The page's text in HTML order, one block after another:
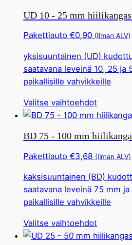
useita
voidaan
valita
UD 10 - 25 mm
Pakettiauto €0,90 (Ilman ALV)
yksisuuntainen (UD)
saatavana leveinä 10, 25 ja
paikallisille vahvikkeille
Valitse vaihtoehdotTällä
useita
voidaan
valita
BD 75 - 100 mm
Pakettiauto €3,68 (Ilman ALV)
kaksisuuntainen (BD)
saatavana leveinä 75 mm ja
paikallisille vahvikkeille
Valitse vaihtoehdotTällä
tuotteella